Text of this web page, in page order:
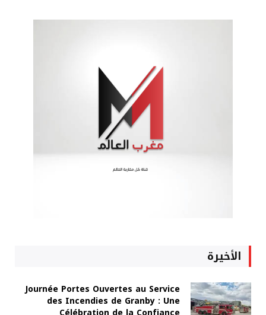
الأخيرة
Journée Portes Ouvertes au Service
des Incendies de Granby : Une